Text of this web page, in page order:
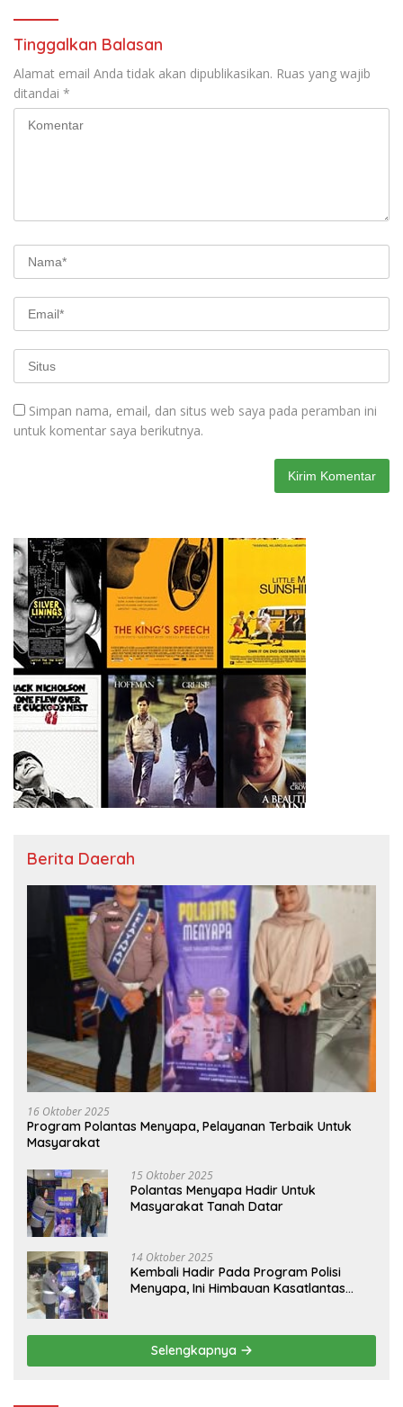
Tinggalkan Balasan
Alamat email Anda tidak akan dipublikasikan. Ruas yang wajib
ditandai *
Simpan nama, email, dan situs web saya pada peramban ini
untuk komentar saya berikutnya.
Berita Daerah
16 Oktober 2025
Program Polantas Menyapa, Pelayanan Terbaik Untuk
Masyarakat
15 Oktober 2025
Polantas Menyapa Hadir Untuk
Masyarakat Tanah Datar
14 Oktober 2025
Kembali Hadir Pada Program Polisi
Menyapa, Ini Himbauan Kasatlantas
Selengkapnya